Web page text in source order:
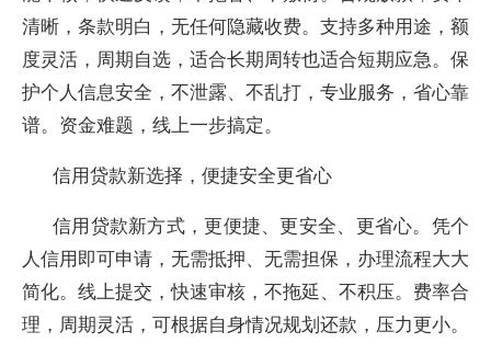
清晰，条款明白，无任何隐藏收费。支持多种用途，额
度灵活，周期自选，适合长期周转也适合短期应急。保
护个人信息安全，不泄露、不乱打，专业服务，省心靠
谱。资金难题，线上一步搞定。
信用贷款新选择，便捷安全更省心
信用贷款新方式，更便捷、更安全、更省心。凭个
人信用即可申请，无需抵押、无需担保，办理流程大大
简化。线上提交，快速审核，不拖延、不积压。费率合
理，周期灵活，可根据自身情况规划还款，压力更小。